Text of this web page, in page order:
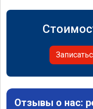
Отзывы о нас: